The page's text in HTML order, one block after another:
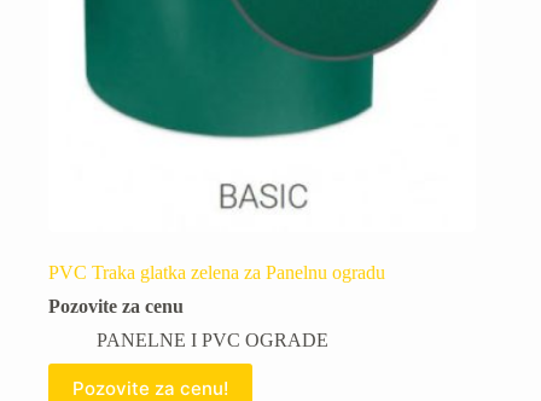
PVC Traka glatka zelena za Panelnu ogradu
Pozovite za cenu
PANELNE I PVC OGRADE
Pozovite za cenu!